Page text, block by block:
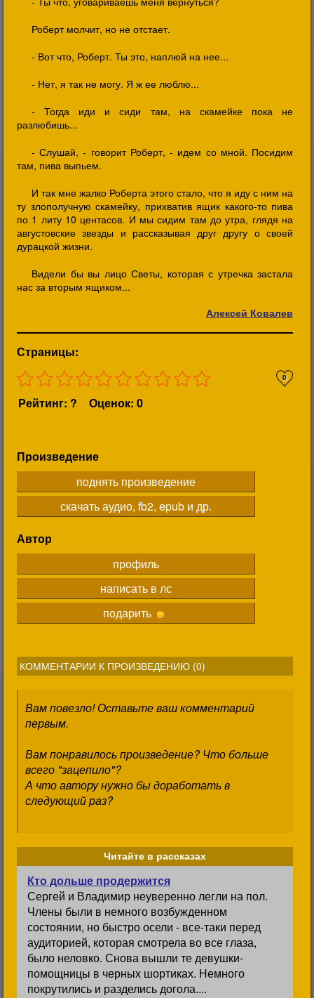
Роберт молчит, но не отстает.
- Вот что, Роберт. Ты это, наплюй на нее...
- Нет, я так не могу. Я ж ее люблю...
- Тогда иди и сиди там, на скамейке пока не
разлюбишь...
- Слушай, - говорит Роберт, - идем со мной. Посидим
там, пива выпьем.
И так мне жалко Роберта этого стало, что я иду с ним на
ту злополучную скамейку, прихватив ящик какого-то пива
по 1 литу 10 центасов. И мы сидим там до утра, глядя на
августовские звезды и рассказывая друг другу о своей
дурацкой жизни.
Видели бы вы лицо Светы, которая с утречка застала
нас за вторым ящиком...
Алексей Ковалев
Страницы:
0
Рейтинг: ? Оценок: 0
Произведение
поднять произведение
скачать аудио, fb2, epub и др.
Автор
профиль
написать в лс
подарить
КОММЕНТАРИИ К ПРОИЗВЕДЕНИЮ (0)
Вам повезло! Оставьте ваш комментарий
первым.
Вам понравилось произведение? Что больше
всего "зацепило"?
А что автору нужно бы доработать в
следующий раз?
Читайте в рассказах
Кто дольше продержится
Сергей и Владимир неуверенно легли на пол.
Члены были в немного возбужденном
состоянии, но быстро осели - все-таки перед
аудиторией, которая смотрела во все глаза,
было неловко. Снова вышли те девушки-
помощницы в черных шортиках. Немного
покрутились и разделись догола....